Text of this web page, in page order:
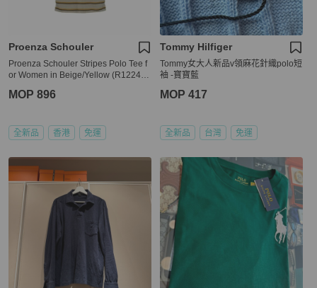
Proenza Schouler
Proenza Schouler Stripes Polo Tee f
or Women in Beige/Yellow (R122415
MOP 896
全新品 香港 免運
Tommy Hilfiger
Tommy女大人新品v領麻花針織polo短
袖 -寶寶藍
MOP 417
全新品 台灣 免運